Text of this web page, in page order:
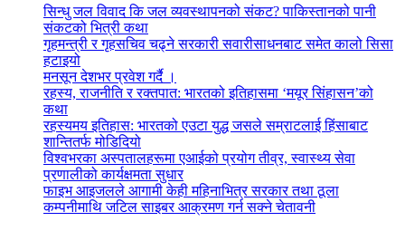
सिन्धु जल विवाद कि जल व्यवस्थापनको संकट? पाकिस्तानको पानी
संकटको भित्री कथा
गृहमन्त्री र गृहसचिव चढ्ने सरकारी सवारीसाधनबाट समेत कालो सिसा
हटाइयो
मनसून देशभर प्रवेश गर्दै ।
रहस्य, राजनीति र रक्तपात: भारतको इतिहासमा ‘मयूर सिंहासन’को
कथा
रहस्यमय इतिहास: भारतको एउटा युद्ध जसले सम्राटलाई हिंसाबाट
शान्तितर्फ मोडिदियो
विश्वभरका अस्पतालहरूमा एआईको प्रयोग तीव्र, स्वास्थ्य सेवा
प्रणालीको कार्यक्षमता सुधार
फाइभ आइजलले आगामी केही महिनाभित्र सरकार तथा ठूला
कम्पनीमाथि जटिल साइबर आक्रमण गर्न सक्ने चेतावनी